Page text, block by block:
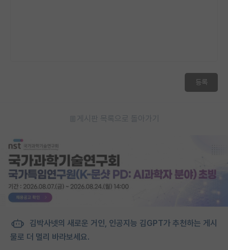
등록
게시판 목록으로 돌아가기
김박사넷의 새로운 거인, 인공지능 김GPT가 추천하는 게시
물로 더 멀리 바라보세요.